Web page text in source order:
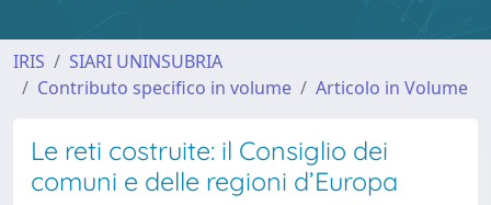
IRIS
SIARI UNINSUBRIA
Contributo specifico in volume
Articolo in Volume
Le reti costruite: il Consiglio dei
comuni e delle regioni d’Europa